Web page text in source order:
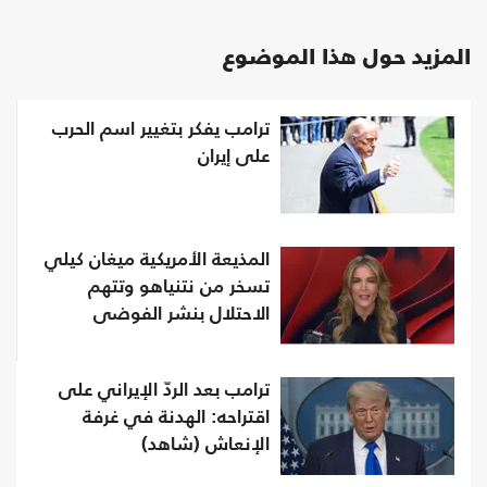
المزيد حول هذا الموضوع
ترامب يفكر بتغيير اسم الحرب
على إيران
المذيعة الأمريكية ميغان كيلي
تسخر من نتنياهو وتتهم
الاحتلال بنشر الفوضى
ترامب بعد الردّ الإيراني على
اقتراحه: الهدنة في غرفة
الإنعاش (شاهد)